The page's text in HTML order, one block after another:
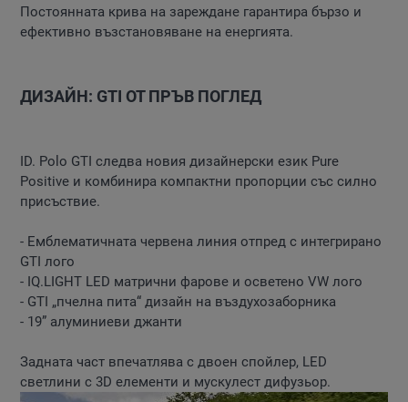
Постоянната крива на зареждане гарантира бързо и
ефективно възстановяване на енергията.
ДИЗАЙН: GTI ОТ ПРЪВ ПОГЛЕД
ID. Polo GTI следва новия дизайнерски език Pure
Positive и комбинира компактни пропорции със силно
присъствие.
- Емблематичната червена линия отпред с интегрирано
GTI лого
- IQ.LIGHT LED матрични фарове и осветено VW лого
- GTI „пчелна пита“ дизайн на въздухозаборника
- 19” алуминиеви джанти
Задната част впечатлява с двоен спойлер, LED
светлини с 3D елементи и мускулест дифузьор.